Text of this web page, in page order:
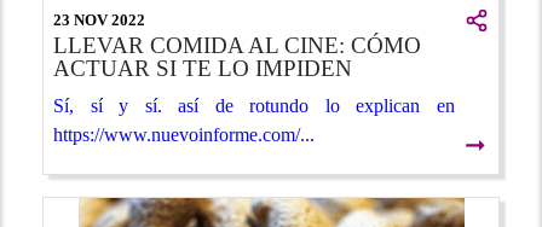
23 NOV 2022
LLEVAR COMIDA AL CINE: CÓMO
ACTUAR SI TE LO IMPIDEN
Sí, sí y sí. así de rotundo lo explican en
https://www.nuevoinforme.com/...
➞